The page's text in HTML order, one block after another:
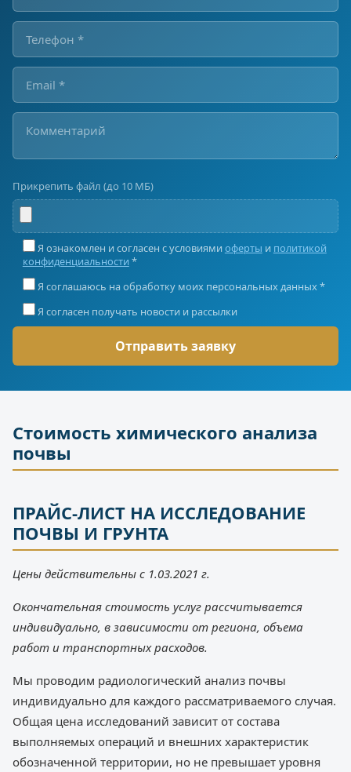
Прикрепить файл (до 10 МБ)
Я ознакомлен и согласен с условиями оферты и политикой
конфиденциальности *
Я соглашаюсь на обработку моих персональных данных *
Я согласен получать новости и рассылки
Стоимость химического анализа
почвы
ПРАЙС-ЛИСТ НА ИССЛЕДОВАНИЕ
ПОЧВЫ И ГРУНТА
Цены действительны с 1.03.2021 г.
Окончательная стоимость услуг рассчитывается
индивидуально, в зависимости от региона, объема
работ и транспортных расходов.
Мы проводим радиологический анализ почвы
индивидуально для каждого рассматриваемого случая.
Общая цена исследований зависит от состава
выполняемых операций и внешних характеристик
обозначенной территории, но не превышает уровня